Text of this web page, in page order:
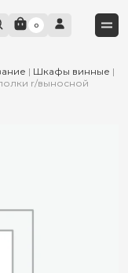
0
| Шкафы винные |
r/выносной